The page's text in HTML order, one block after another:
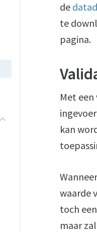
de
te
pagina.
Met
kan
waarde
toch
maar